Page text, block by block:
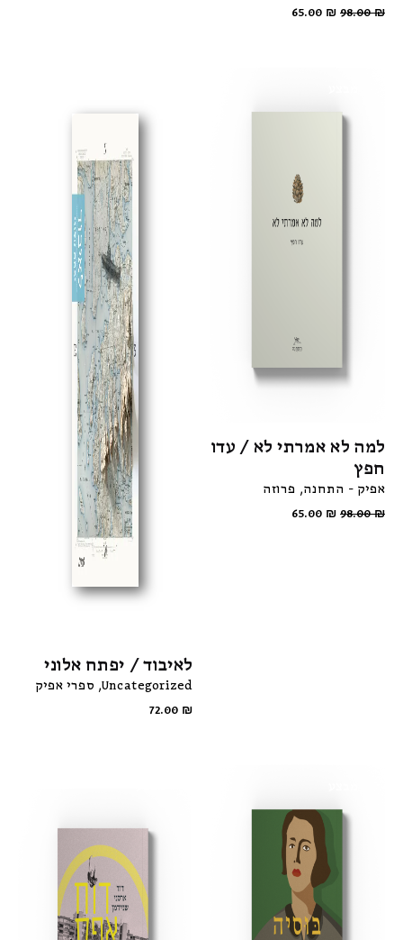
98.00₪
65.00 ₪
למה לא אמרתי לא / עדו
חפץ
אפיק - התחנה פרוזה
98.00₪
65.00 ₪
לאיבוד / יפתח אלוני
Uncategorized ספרי אפיק
72.00 ₪